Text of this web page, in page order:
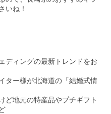
いね！
ディングの最新トレンドをお
ター様が北海道の「結婚式情
ど地元の特産品やプチギフト